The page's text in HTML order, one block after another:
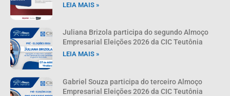
LEIA MAIS »
Juliana Brizola participa do segundo Almoço
Empresarial Eleições 2026 da CIC Teutônia
LEIA MAIS »
Gabriel Souza participa do terceiro Almoço
Empresarial Eleições 2026 da CIC Teutônia